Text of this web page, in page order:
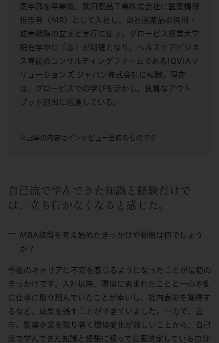
薬学部を卒業後、武田薬品工業株式会社に医薬情報
担当者（MR）として入社し、自社医薬品の採用・
拡売戦略の立案と実行に従事。グロービス経営大学
院在学中に「志」が明確となり、ヘルスケアビジネ
ス専属のコンサルティングファームであるIQVIAソ
リューションズ ジャパン株式会社に転職。現在
は、グロービスでの学びを活かし、良質なアウト
プット創出に邁進している。
※記事の内容はインタビュー当時のものです
自己流で学んできた知識と経験だけで
は、立ち行かなくなると感じた。
MBA取得を考え始めたきっかけや動機は何でしょう
か？
今後のキャリアに不安を感じるようになったことが最初の
きっかけです。入社以降、環境に恵まれたことと一心不乱
に仕事に取り組んでいたことが幸いし、社内表彰を獲得す
るなど、成果を残すことができていました。一方で、近
年、製薬企業を取り巻く環境変化が激しいことから、自己
流で学んできた知識と経験に頼って意思決定している自分